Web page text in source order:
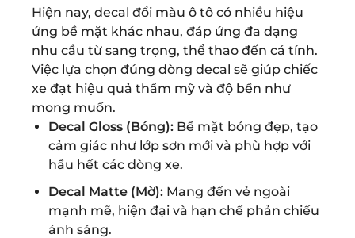
Hiện nay, decal đổi màu ô tô có nhiều hiệu
ứng bề mặt khác nhau, đáp ứng đa dạng
nhu cầu từ sang trọng, thể thao đến cá tính.
Việc lựa chọn đúng dòng decal sẽ giúp chiếc
xe đạt hiệu quả thẩm mỹ và độ bền như
mong muốn.
Decal Gloss (Bóng):Bề mặt bóng đẹp, tạo
cảm giác như lớp sơn mới và phù hợp với
hầu hết các dòng xe.
Decal Matte (Mờ):Mang đến vẻ ngoài
mạnh mẽ, hiện đại và hạn chế phản chiếu
ánh sáng.